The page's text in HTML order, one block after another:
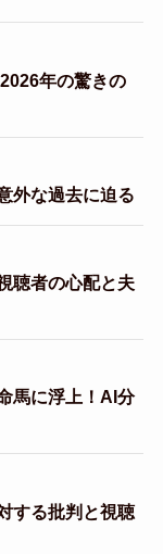
年の驚きの
外な過去に迫る
聴者の心配と夫
馬に浮上！AI分
する批判と視聴